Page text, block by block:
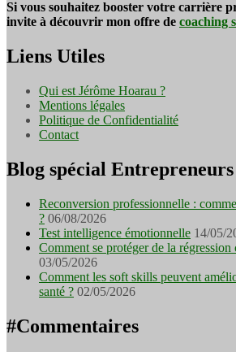
Si vous souhaitez booster votre carrière
invite à découvrir mon offre de coaching
Liens Utiles
Qui est Jérôme Hoarau ?
Mentions légales
Politique de Confidentialité
Contact
Blog spécial
Reconversion professionnelle :
? 06/08/2026
Test intelligence émotionnelle 14/05/
Comment se protéger de la
03/05/2026
Comment les soft skills peuvent
santé ? 02/05/2026
#Commentaires